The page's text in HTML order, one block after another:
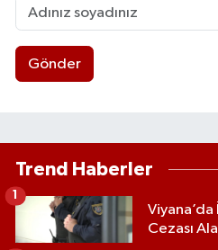
Gönder
Trend Haberler
Viyana’da
Cezası
1